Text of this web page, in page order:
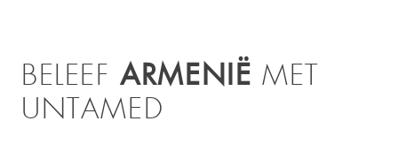
BELEEFARMENIË MET
UNTAMED